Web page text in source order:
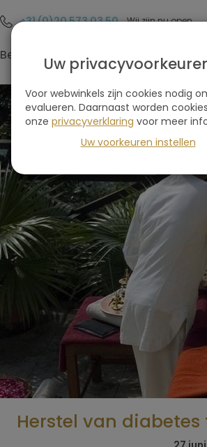
+31 (0)20 573 03 50 Wij zijn nu open
Bestemmingen Soort reis
Herstel van
Uw
Voor webwinkels zijn cookies nodig
evalueren. Daarnaast worden
onze privacyverklaring voor meer
Uw voorkeuren instellen